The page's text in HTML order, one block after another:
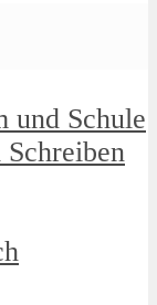
und Schule